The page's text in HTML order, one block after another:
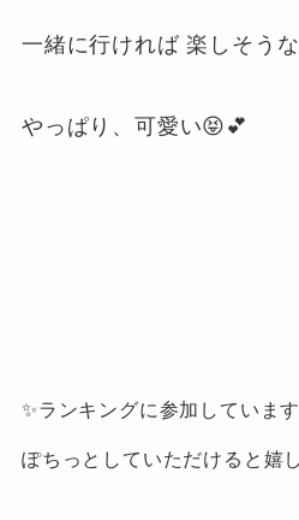
一緒に行ければ 楽しそう
やっぱり、可愛い😝💕
✨ランキングに参加しています
ぽちっとしていただけると嬉